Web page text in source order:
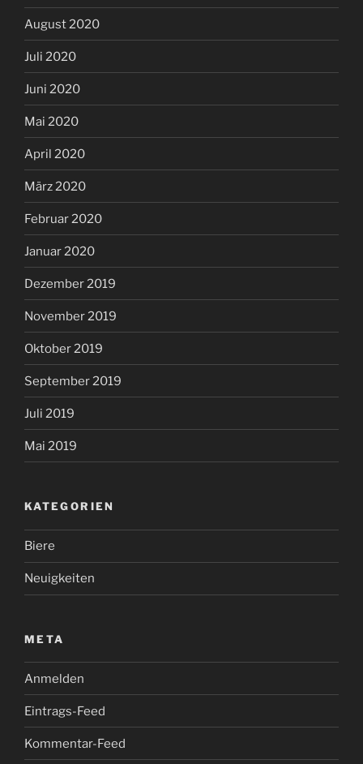
August 2020
Juli 2020
Juni 2020
Mai 2020
April 2020
März 2020
Februar 2020
Januar 2020
Dezember 2019
November 2019
Oktober 2019
September 2019
Juli 2019
Mai 2019
KATEGORIEN
Biere
Neuigkeiten
META
Anmelden
Eintrags-Feed
Kommentar-Feed